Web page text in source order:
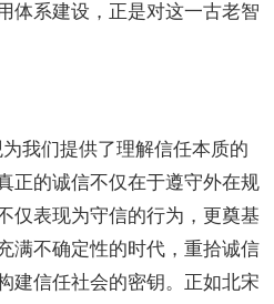
体系建设，正是对这一古老智
我们提供了理解信任本质的
正的诚信不仅在于遵守外在规
仅表现为守信的行为，更奠基
满不确定性的时代，重拾诚信
建信任社会的密钥。正如北宋